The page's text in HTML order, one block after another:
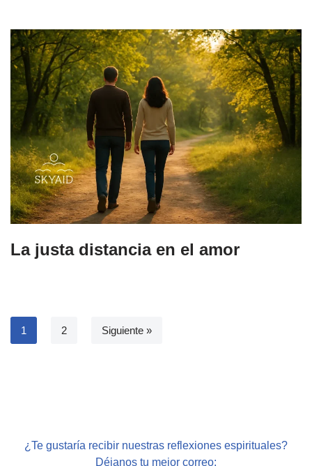
La justa distancia en el amor
1 2 Siguiente »
¿Te gustaría recibir nuestras reflexiones espirituales?
Déjanos tu mejor correo: